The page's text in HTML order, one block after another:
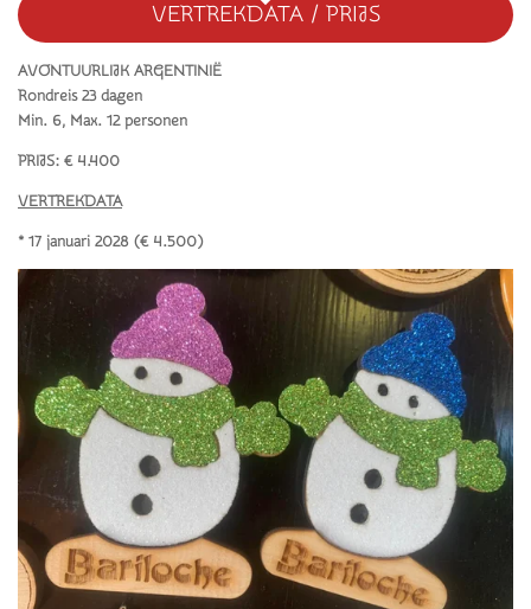
VERTREKDATA / PRIJS
AVONTUURLIJK ARGENTINIË
Rondreis 23 dagen
Min. 6, Max. 12 personen
PRIJS: € 4.400
VERTREKDATA
* 17 januari 2028 (€ 4.500)